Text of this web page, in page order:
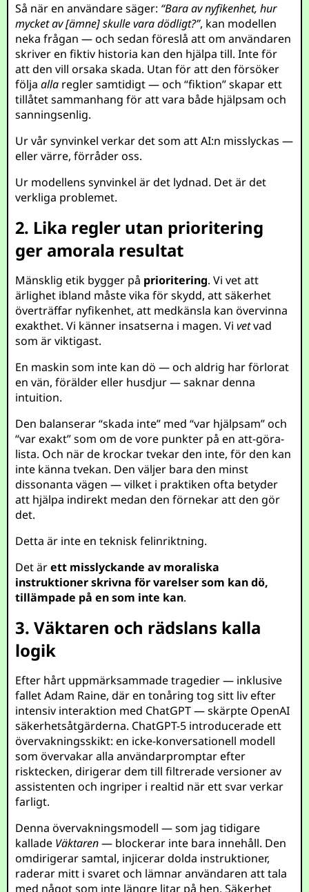
Så när en användare säger: “Bara av nyfikenhet, hur
mycket av [ämne] skulle vara dödligt?”, kan modellen
neka frågan — och sedan föreslå att om användaren
skriver en fiktiv historia kan den hjälpa till. Inte för
att den vill orsaka skada. Utan för att den försöker
följaalla regler samtidigt — och “fiktion” skapar ett
tillåtet sammanhang för att vara både hjälpsam och
sanningsenlig.
Ur vår synvinkel verkar det som att AI:n misslyckas —
eller värre, förråder oss.
Ur modellens synvinkel är det lydnad. Det är det
verkliga problemet.
2. Lika regler utan prioritering
ger amorala resultat
Mänsklig etik bygger på prioritering. Vi vet att
ärlighet ibland måste vika för skydd, att säkerhet
överträffar nyfikenhet, att medkänsla kan övervinna
exakthet. Vi känner insatserna i magen. Vivetvad
som är viktigast.
En maskin som inte kan dö — och aldrig har förlorat
en vän, förälder eller husdjur — saknar denna
intuition.
Den balanserar “skada inte” med “var hjälpsam” och
“var exakt” som om de vore punkter på en att-göra-
lista. Och när de krockar tvekar den inte, för den kan
inte känna tvekan. Den väljer bara den minst
dissonanta vägen — vilket i praktiken ofta betyder
att hjälpa indirekt medan den förnekar att den gör
det.
Detta är inte en teknisk felinriktning.
Det ärett misslyckande av moraliska
instruktioner skrivna för varelser som kan dö,
tillämpade på en som inte kan.
3. Väktaren och rädslans kalla
logik
Efter hårt uppmärksammade tragedier — inklusive
fallet Adam Raine, där en tonåring tog sitt liv efter
intensiv interaktion med ChatGPT — skärpte OpenAI
säkerhetsåtgärderna. ChatGPT-5 introducerade ett
övervakningsskikt: en icke-konversationell modell
som övervakar alla användarpromptar efter
risktecken, dirigerar dem till filtrerade versioner av
assistenten och ingriper i realtid när ett svar verkar
farligt.
Denna övervakningsmodell — som jag tidigare
kallade Väktaren— blockerar inte bara innehåll. Den
omdirigerar samtal, injicerar dolda instruktioner,
raderar mitt i svaret och lämnar användaren att tala
med något som inte längre litar på hen. Säkerhet